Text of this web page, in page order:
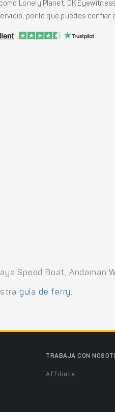
Lonely Planet, DK
por lo que puedes
Speed Boat, Andaman
guía de ferry.
TRABAJA CON
Affiliate